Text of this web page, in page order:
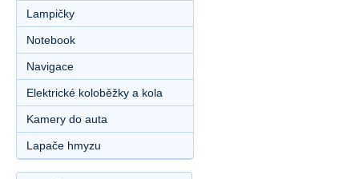
Lampičky
Notebook
Navigace
Elektrické koloběžky a kola
Kamery do auta
Lapače hmyzu